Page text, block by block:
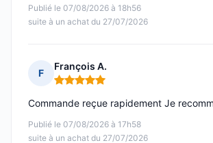
Publié le 07/08/2026 à 18h56
suite à un achat du 27/07/2026
F
François A.
Note : 5 sur 5
Publié le 07/08/2026 à 17h58
suite à un achat du 27/07/2026
Commande reçue rapidement Je